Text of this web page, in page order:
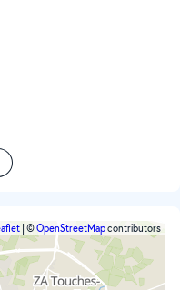
©OpenStreetMapcontributors